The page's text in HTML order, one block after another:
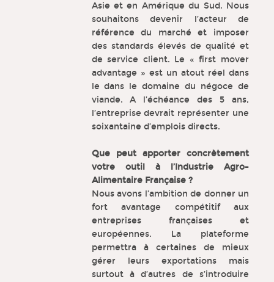
Asie et en Amérique du Sud. Nous
souhaitons devenir l’acteur de
référence du marché et imposer
des standards élevés de qualité et
de service client. Le « first mover
advantage » est un atout réel dans
le dans le domaine du négoce de
viande. A l’échéance des 5 ans,
l’entreprise devrait représenter une
soixantaine d’emplois directs.
Que peut apporter concrètement
votre outil à l’Industrie Agro-
Alimentaire Française ?
Nous avons l’ambition de donner un
fort avantage compétitif aux
entreprises françaises et
européennes. La plateforme
permettra à certaines de mieux
gérer leurs exportations mais
surtout à d’autres de s’introduire